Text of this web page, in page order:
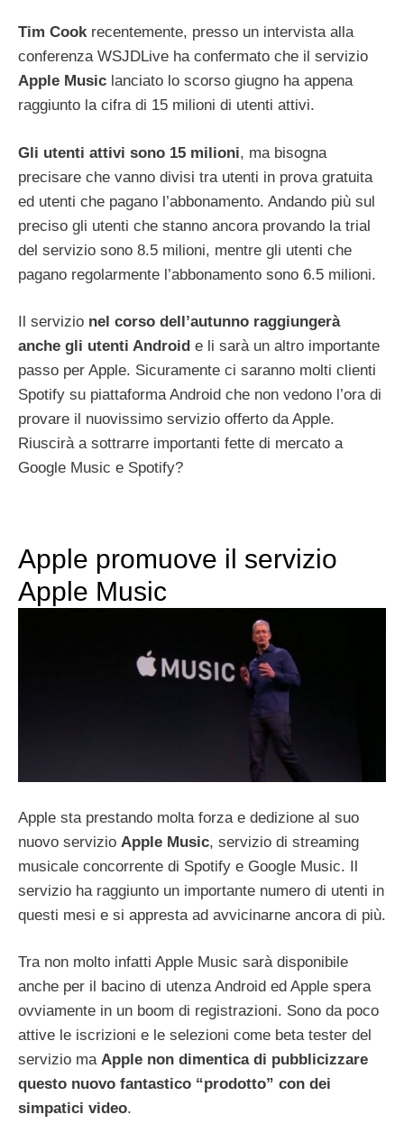
Tim Cookrecentemente, presso un intervista alla
conferenza WSJDLive ha confermato che il servizio
Apple Music lanciato lo scorso giugno ha appena
raggiunto la cifra di 15 milioni di utenti attivi.
Gli utenti attivi sono 15 milioni, ma bisogna
precisare che vanno divisi tra utenti in prova gratuita
ed utenti che pagano l’abbonamento. Andando più sul
preciso gli utenti che stanno ancora provando la trial
del servizio sono 8.5 milioni, mentre gli utenti che
pagano regolarmente l’abbonamento sono 6.5 milioni.
Il servizio nel corso dell’autunno raggiungerà
anche gli utenti Android e li sarà un altro importante
passo per Apple. Sicuramente ci saranno molti clienti
Spotify su piattaforma Android che non vedono l’ora di
provare il nuovissimo servizio offerto da Apple.
Riuscirà a sottrarre importanti fette di mercato a
Google Music e Spotify?
Apple promuove il servizio
Apple Music
Apple sta prestando molta forza e dedizione al suo
nuovo servizio Apple Music, servizio di streaming
musicale concorrente di Spotify e Google Music. Il
servizio ha raggiunto un importante numero di utenti in
questi mesi e si appresta ad avvicinarne ancora di più.
Tra non molto infatti Apple Music sarà disponibile
anche per il bacino di utenza Android ed Apple spera
ovviamente in un boom di registrazioni. Sono da poco
attive le iscrizioni e le selezioni come beta tester del
servizio ma Apple non dimentica di pubblicizzare
questo nuovo fantastico “prodotto” con dei
simpatici video.